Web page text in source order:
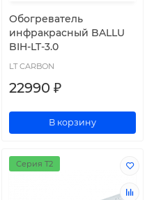
Обогреватель
инфракрасный BALLU
BIH-LT-3.0
LT CARBON
22990 ₽
В корзину
Серия T2